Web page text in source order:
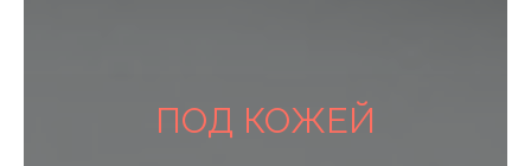
ПОД КОЖЕЙ